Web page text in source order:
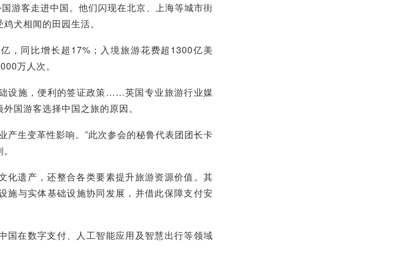
客走进中国。他们闪现在北京、上海等城市街
犬相闻的田园生活。
同比增长超17%；入境旅游花费超1300亿美
万人次。
施，便利的签证政策……英国专业旅游行业媒
国游客选择中国之旅的原因。
生变革性影响。”此次参会的秘鲁代表团团长卡
遗产，还整合各类要素提升旅游资源价值。其
施与实体基础设施协同发展，并借此保障支付安
在数字支付、人工智能应用及智慧出行等领域